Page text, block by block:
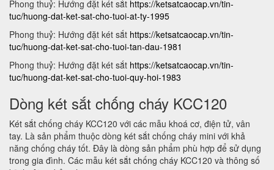
Phong thuỷ: Hướng đặt két sắt https://ketsatcaocap.vn/tin-
tuc/huong-dat-ket-sat-cho-tuoi-at-ty-1995
Phong thuỷ: Hướng đặt két sắt https://ketsatcaocap.vn/tin-
tuc/huong-dat-ket-sat-cho-tuoi-tan-dau-1981
Phong thuỷ: Hướng đặt két sắt https://ketsatcaocap.vn/tin-
tuc/huong-dat-ket-sat-cho-tuoi-quy-hoi-1983
Dòng két sắt chống cháy KCC120
Két sắt chống cháy KCC120 với các mẫu khoá cơ, điện tử, vân
tay. Là sản phẩm thuộc dòng két sắt chống cháy mini với khả
năng chống cháy tốt. Đây là dòng sản phẩm phù hợp để sử dụng
trong gia đình. Các mẫu két sắt chống cháy KCC120 và thông số